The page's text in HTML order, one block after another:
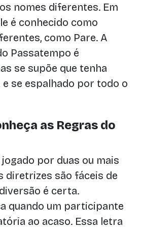
nomes diferentes. Em
é conhecido como
como Pare. A
Passatempo é
se supõe que tenha
e se espalhado por todo o
as Regras do
por duas ou mais
diretrizes são fáceis de
é certa.
quando um participante
ao acaso. Essa letra